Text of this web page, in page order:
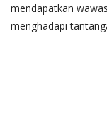
mendapatkan
menghadapi